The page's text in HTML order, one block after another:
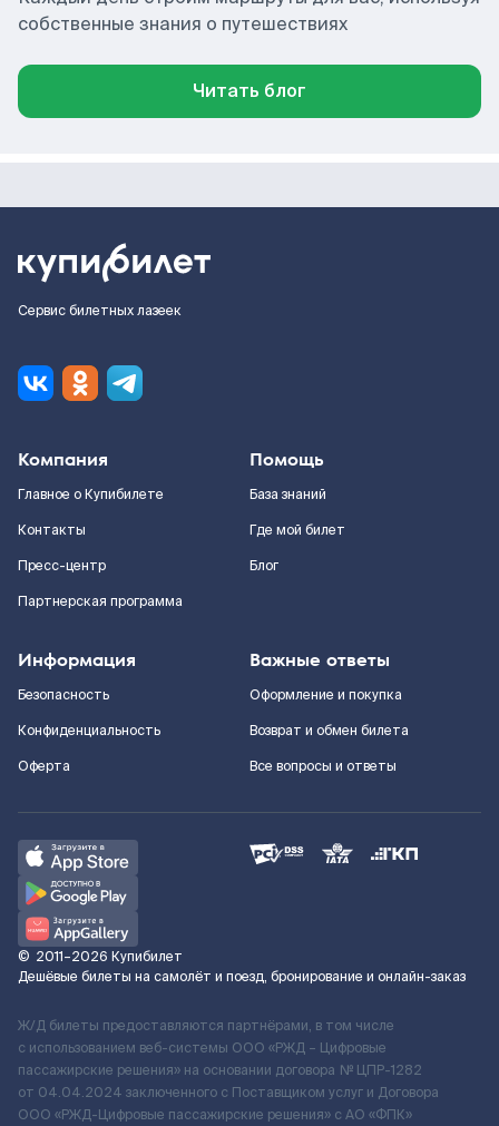
собственные знания о путешествиях
Читать блог
Сервис билетных лазеек
Компания
Главное о Купибилете
Контакты
Пресс-центр
Партнерская программа
Помощь
База знаний
Где мой билет
Блог
Информация
Безопасность
Конфиденциальность
Оферта
Важные ответы
Оформление и покупка
Возврат и обмен билета
Все вопросы и ответы
© 2011–2026 Купибилет
Дешёвые билеты на самолёт и поезд, бронирование и онлайн-заказ
Ж/Д билеты предоставляются партнёрами, в том числе
с использованием веб-системы ООО «РЖД – Цифровые
пассажирские решения» на основании договора № ЦПР-1282
от 04.04.2024 заключенного с Поставщиком услуг и Договора
ООО «РЖД-Цифровые пассажирские решения» c АО «ФПК»